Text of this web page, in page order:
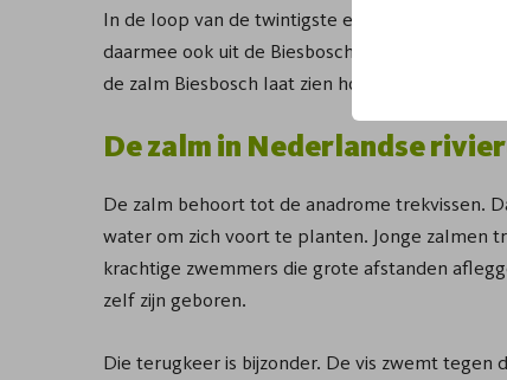
In de loop van de twintigste eeuw veranderde
daarmee ook uit de Biesbosch. Wat ooit
de zalm Biesbosch laat zien hoe sterk natuur
De zalm in Nederlandse
De zalm behoort tot de anadrome trekvissen.
water om zich voort te planten. Jonge zalmen
krachtige zwemmers die grote afstanden
zelf zijn geboren.
Die terugkeer is bijzonder. De vis zwemt